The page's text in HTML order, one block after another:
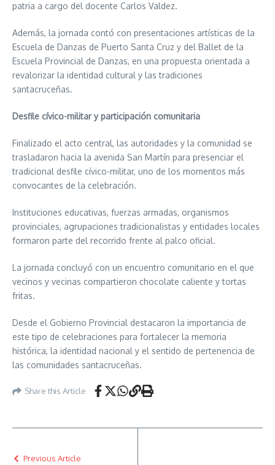
patria a cargo del docente Carlos Valdez.
Además, la jornada contó con presentaciones artísticas de la
Escuela de Danzas de Puerto Santa Cruz y del Ballet de la
Escuela Provincial de Danzas, en una propuesta orientada a
revalorizar la identidad cultural y las tradiciones
santacruceñas.
Desfile cívico-militar y participación comunitaria
Finalizado el acto central, las autoridades y la comunidad se
trasladaron hacia la avenida San Martín para presenciar el
tradicional desfile cívico-militar, uno de los momentos más
convocantes de la celebración.
Instituciones educativas, fuerzas armadas, organismos
provinciales, agrupaciones tradicionalistas y entidades locales
formaron parte del recorrido frente al palco oficial.
La jornada concluyó con un encuentro comunitario en el que
vecinos y vecinas compartieron chocolate caliente y tortas
fritas.
Desde el Gobierno Provincial destacaron la importancia de
este tipo de celebraciones para fortalecer la memoria
histórica, la identidad nacional y el sentido de pertenencia de
las comunidades santacruceñas.
Share this Article
Previous Article